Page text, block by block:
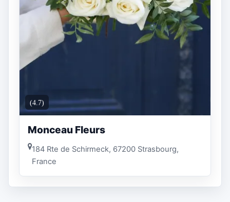
(4.7)
Monceau Fleurs
184 Rte de Schirmeck, 67200 Strasbourg,
France